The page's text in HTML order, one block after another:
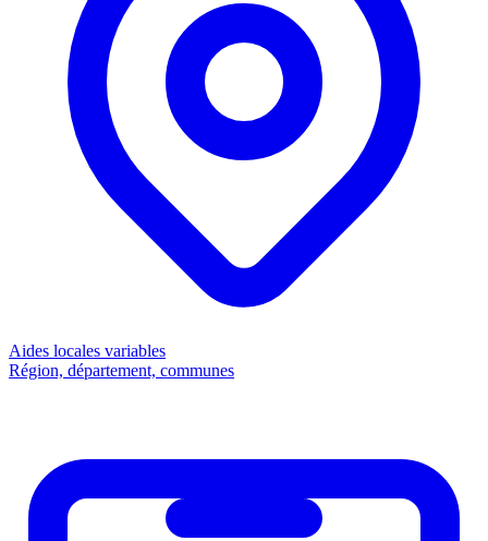
Aides locales variables
Région, département, communes